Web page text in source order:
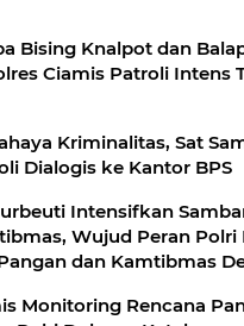
Bising Knalpot dan
Ciamis Patroli Intens
Kriminalitas, Sat
Dialogis ke Kantor BPS
Intensifkan
Wujud Peran Polri
dan Kamtibmas
Monitoring Rencana